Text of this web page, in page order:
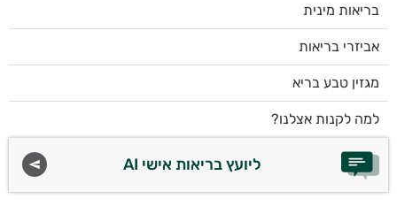
בריאות מינית
אביזרי בריאות
מגזין טבע בריא
למה לקנות אצלנו?
ליועץ בריאות אישי AI